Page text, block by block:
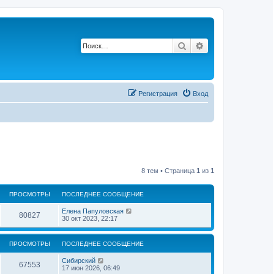
Поиск
Вход
Регистрация
8 тем • Страница 1 из 1
ПРОСМОТРЫ ПОСЛЕДНЕЕ СООБЩЕНИЕ
80827П
р
о
с
П
о
л
д
н
е
е
Елена Папуловская
30 окт 2023, 22:17
ПРОСМОТРЫ ПОСЛЕДНЕЕ СООБЩЕНИЕ
67553П
П
о
Сибирский
17 июн 2026, 06:49